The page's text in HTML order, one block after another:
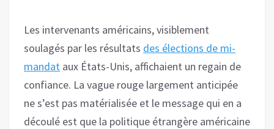
Les intervenants américains, visiblement
soulagés par les résultats des élections de mi-
mandat aux États-Unis, affichaient un regain de
confiance. La vague rouge largement anticipée
ne s’est pas matérialisée et le message qui en a
découlé est que la politique étrangère américaine